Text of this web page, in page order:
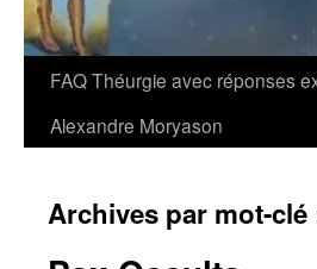
FAQ Théurgie avec réponses
Alexandre Moryason
Archives par mot-clé